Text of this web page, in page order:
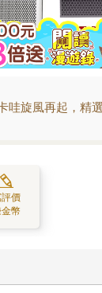
哇旋風再起，精
評價
金幣